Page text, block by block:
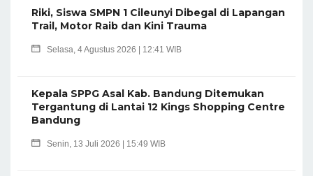
Riki, Siswa SMPN 1 Cileunyi Dibegal di Lapangan
Trail, Motor Raib dan Kini Trauma
Selasa, 4 Agustus 2026 | 12:41 WIB
Kepala SPPG Asal Kab. Bandung Ditemukan
Tergantung di Lantai 12 Kings Shopping Centre
Bandung
Senin, 13 Juli 2026 | 15:49 WIB